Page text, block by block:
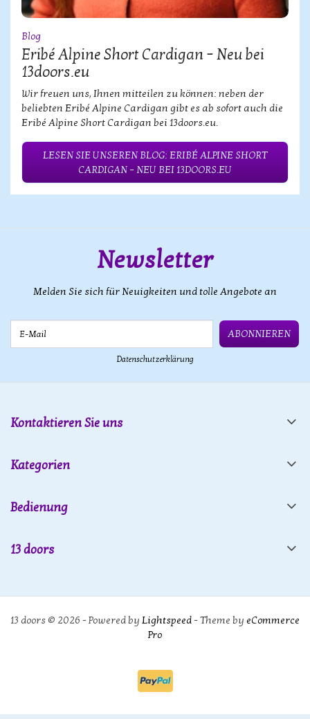
Blog
Eribé Alpine Short Cardigan – Neu bei
13doors.eu
Wir freuen uns, Ihnen mitteilen zu können: neben der
beliebten Eribé Alpine Cardigan gibt es ab sofort auch die
Eribé Alpine Short Cardigan bei 13doors.eu.
LESEN SIE UNSEREN BLOG: ERIBÉ ALPINE SHORT
CARDIGAN – NEU BEI 13DOORS.EU
Newsletter
Melden Sie sich für Neuigkeiten und tolle Angebote an
ABONNIEREN
Datenschutzerklärung
Kontaktieren Sie uns
Kategorien
Bedienung
13 doors
13 doors © 2026 - Powered by Lightspeed- Theme by eCommerce
Pro